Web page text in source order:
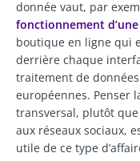
donnée vaut, par
fonctionnement
boutique en ligne qui
derrière chaque
traitement de
européennes. Penser
transversal, plutôt
aux réseaux sociaux,
utile de ce type